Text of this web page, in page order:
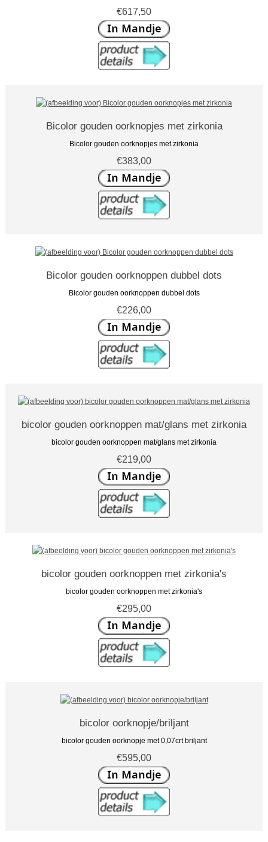
€617,50
Bicolor gouden oorknopjes met zirkonia
Bicolor gouden oorknopjes met zirkonia
€383,00
Bicolor gouden oorknoppen dubbel dots
Bicolor gouden oorknoppen dubbel dots
€226,00
bicolor gouden oorknoppen mat/glans met zirkonia
bicolor gouden oorknoppen mat/glans met zirkonia
€219,00
bicolor gouden oorknoppen met zirkonia's
bicolor gouden oorknoppen met zirkonia's
€295,00
bicolor oorknopje/briljant
bicolor gouden oorknopje met 0,07crt briljant
€595,00